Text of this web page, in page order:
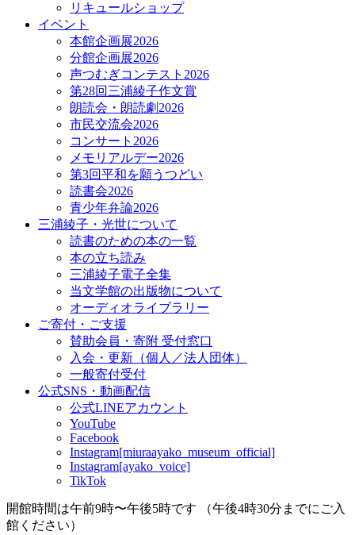
リキュールショップ
イベント
本館企画展2026
分館企画展2026
声つむぎコンテスト2026
第28回三浦綾子作文賞
朗読会・朗読劇2026
市民交流会2026
コンサート2026
メモリアルデー2026
第3回平和を願うつどい
読書会2026
青少年弁論2026
三浦綾子・光世について
読書のための本の一覧
本の立ち読み
三浦綾子電子全集
当文学館の出版物について
オーディオライブラリー
ご寄付・ご支援
賛助会員・寄附 受付窓口
入会・更新（個人／法人団体）
一般寄付受付
公式SNS・動画配信
公式LINEアカウント
YouTube
Facebook
Instagram[miuraayako_museum_official]
Instagram[ayako_voice]
TikTok
開館時間は午前9時〜午後5時です （午後4時30分までにご入
館ください）